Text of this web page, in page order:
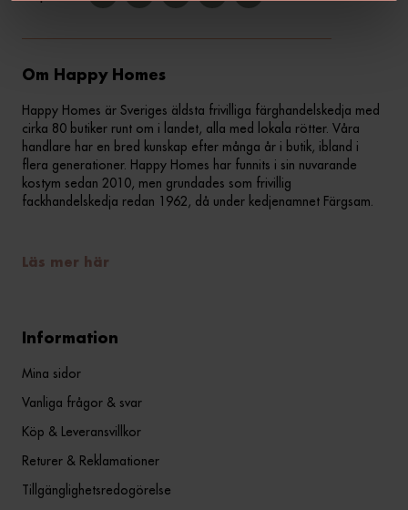
Om Happy Homes
Happy Homes är Sveriges äldsta frivilliga färghandelskedja med
cirka 80 butiker runt om i landet, alla med lokala rötter. Våra
handlare har en bred kunskap efter många år i butik, ibland i
flera generationer. Happy Homes har funnits i sin nuvarande
kostym sedan 2010, men grundades som frivillig
fackhandelskedja redan 1962, då under kedjenamnet Färgsam.
Läs mer här
Information
Mina sidor
Vanliga frågor & svar
Köp & Leveransvillkor
Returer & Reklamationer
Tillgänglighetsredogörelse